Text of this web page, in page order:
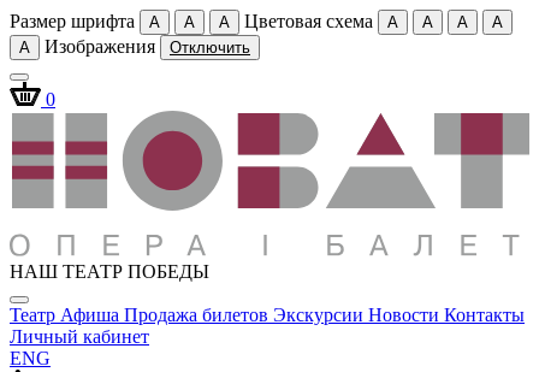
Размер шрифта A A A Цветовая схема A A A
A
A
Изображения Отключить
0
НАШ ТЕАТР ПОБЕДЫ
Театр Афиша Продажа билетов Экскурсии Новости Контакты
Личный кабинет
ENG